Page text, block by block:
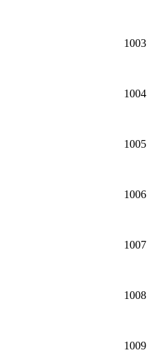
1003
1004
1005
1006
1007
1008
1009